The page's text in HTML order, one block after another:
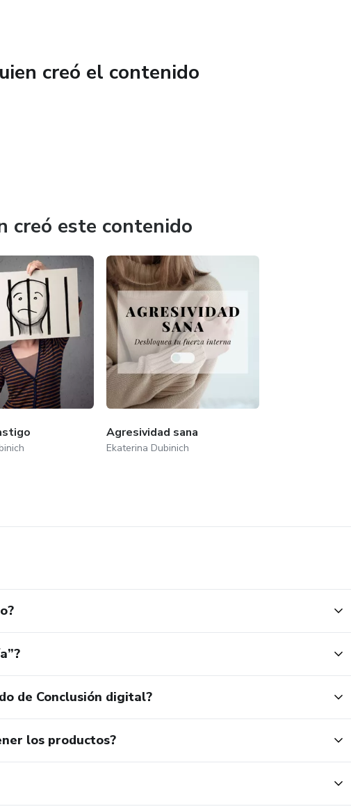
creó el contenido
creó este contenido
Agresividad sana
Ekaterina Dubinich
de Conclusión digital?
los productos?